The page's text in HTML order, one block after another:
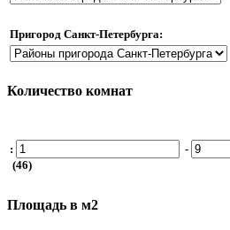
Пригород Санкт-Петербурга:
Количество комнат
:
-
(46)
Площадь в м2